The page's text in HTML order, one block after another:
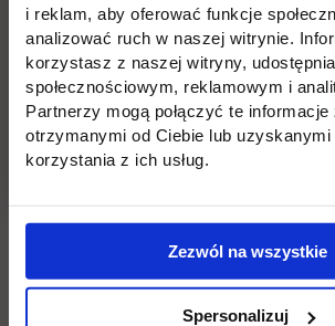
i reklam, aby oferować funkcje
analizować ruch w naszej witrynie.
korzystasz z naszej witryny,
społecznościowym, reklamowym i
Partnerzy mogą połączyć te
otrzymanymi od Ciebie lub uzyskanymi
korzystania z ich usług.
Zezwól na wszystkie
Spersonalizuj